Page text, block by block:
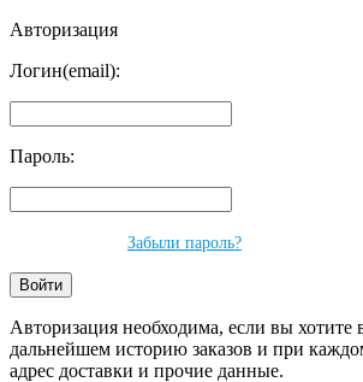
Авторизация
Логин(email):
Пароль:
Забыли пароль?
Авторизация необходима, если вы хотите
дальнейшем историю заказов и при
адрес доставки и прочие данные.